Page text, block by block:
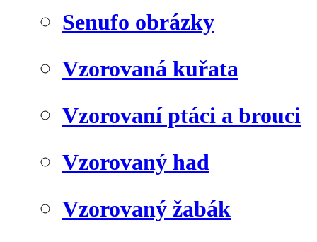
Senufo obrázky
Vzorovaná kuřata
Vzorovaní ptáci a brouci
Vzorovaný had
Vzorovaný žabák